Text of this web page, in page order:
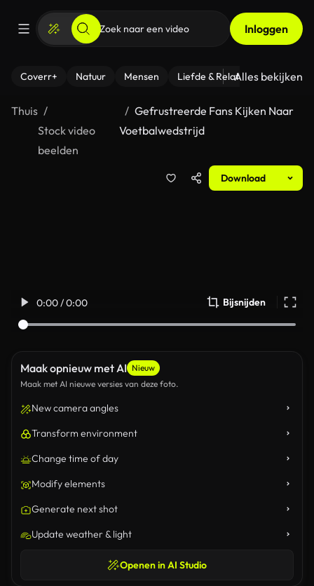
Inloggen
Coverr+ Natuur Mensen Liefde & Relaties - Fitness
Alles bekijken
Thuis
Stock video
beelden
Gefrustreerde Fans Kijken Naar
Voetbalwedstrijd
Download
0:00 / 0:00 Bijsnijden
Maak opnieuw met AI Nieuw
Maak met AI nieuwe versies van deze foto.
New camera angles
Transform environment
Change time of day
Modify elements
Generate next shot
Update weather & light
Openen in AI Studio